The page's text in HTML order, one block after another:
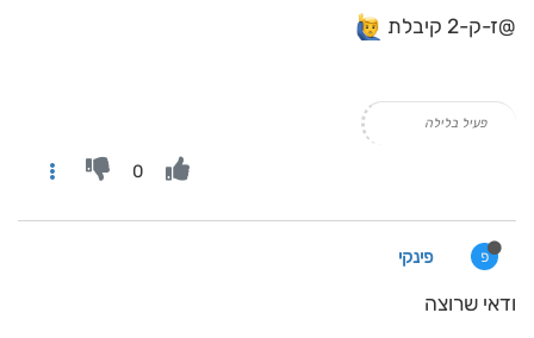
@ז-ק-2 קיבלת
פעיל בלילה
0
פ פינקי
ודאי שרוצה